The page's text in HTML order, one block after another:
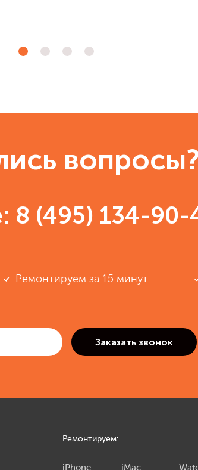
вопросы?
8 (495) 134-90-
Ремонтируем за 15 минут
Ремонтируем:
iPhone iMac